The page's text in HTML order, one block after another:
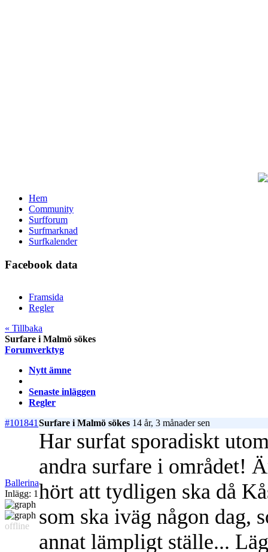
Hem
Community
Surfforum
Surfmarknad
Surfkalender
Facebook data
Framsida
Regler
« Tillbaka
Surfare i Malmö sökes
Forumverktyg
Nytt ämne
Senaste inläggen
Regler
#101841Surfare i Malmö sökes 14 år, 3 månader sen
Ballerina
Inlägg: 1
offline
Har surfat sporadiskt
andra surfare i området!
hört att tydligen ska då
som ska iväg någon dag,
annat lämpligt ställe...